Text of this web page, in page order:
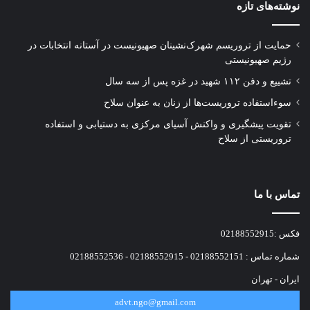
اعلام کرد که ما این گروه تروریستی را تشکیل
علی مشایخی وکیل شکات اظهار داشت: پرونده
حاضر تنها یک دعوای حقوقی ساده نیست؛ بلکه نماد
مبارزه با یکی از مهمترین چالش‌های جهانی معاصر
است. چالشی که نه تنها امنیت ملی ایران بلکه
وی افزود: حادثه تروریستی حرم شاهچراغ جنایتی
علیه بشریت بود که جان ده‌ها نفر از هموطنان
بی‌گناه ما را گرفت. اهمیت این پرونده تنها در تعداد
قربانیان یا شدت حادثه خلاصه نمی‌شود بلکه
نوشته‌های تازه
حمایت از تروریسم شهرک‌نشینان صهیونیست در آستانه انتخابات در
رژیم صهیونیستی
تشییع و دفن ۱۱۲ شهید در غزه پس از سه سال
سوءاستفاده تروریست‌ها از زنان به عنوان سلاح
تقویت پیشگیری و واکنش آسیای مرکزی به دستیابی و استفاده
تروریستی از سلاح
تماس با ما
فکس :02188552915
شماره تماس : 02188552151 - 02188552915 - 02188552536
ایران - تهران
advt.ngo@gmail.com